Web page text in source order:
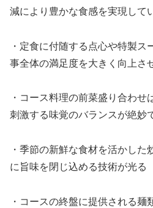
減により豊かな食感を実現して
・定食に付随する点心や特製ス
事全体の満足度を大きく向上さ
・コース料理の前菜盛り合わせ
刺激する味覚のバランスが絶妙
・季節の新鮮な食材を活かし
に旨味を閉じ込める技術が光る
・コースの終盤に提供される麺